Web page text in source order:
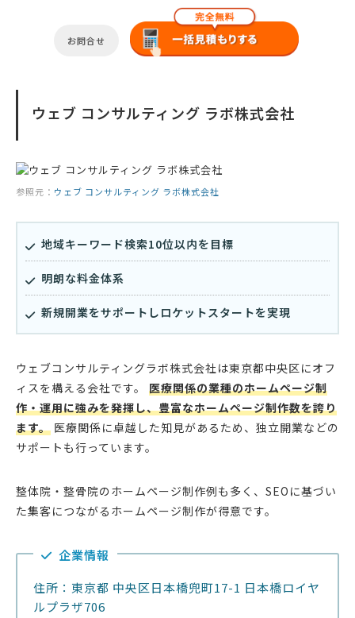
お問合せ
ウェブ コンサルティング ラボ株式会社
参照元： ウェブ コンサルティング ラボ株式会社
地域キーワード検索10位以内を目標
明朗な料金体系
新規開業をサポートしロケットスタートを実現
ウェブコンサルティングラボ株式会社は東京都中央区にオフ
ィスを構える会社です。 医療関係の業種のホームページ制
作・運用に強みを発揮し、豊富なホームページ制作数を誇り
ます。 医療関係に卓越した知見があるため、独立開業などの
サポートも行っています。
整体院・整骨院のホームページ制作例も多く、SEOに基づい
た集客につながるホームページ制作が得意です。
企業情報
住所：東京都 中央区日本橋兜町17-1 日本橋ロイヤ
ルプラザ706